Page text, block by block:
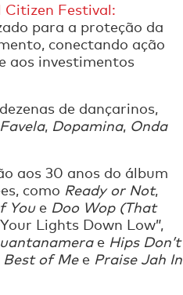
Citizen Festival:
para a proteção da
conectando ação
aos investimentos
de dançarinos,
, Dopamina, Onda
aos 30 anos do álbum
como Ready or Not,
Youe Doo Wop (That
Lights Down Low”,
e Hips Don’t
Best of Mee Praise Jah In